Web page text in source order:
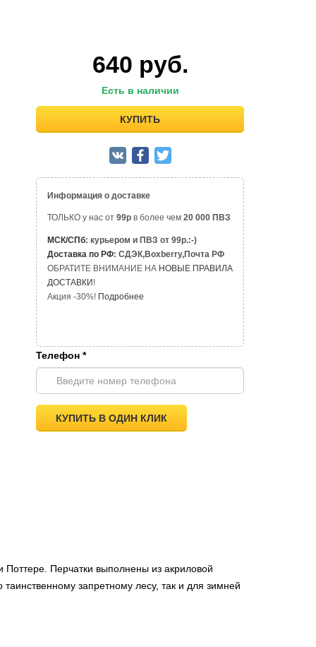
640 руб.
Есть в наличии
КУПИТЬ
Информация о доставке
ТОЛЬКО у нас от 99р в более чем 20 000 ПВЗ
МСК/СПб: курьером и ПВЗ от 99р.:-)
Доставка по РФ: СДЭК,Boxberry,Почта РФ
ОБРАТИТЕ ВНИМАНИЕ НА НОВЫЕ ПРАВИЛА
ДОСТАВКИ!
Акция -30%! Подробнее
Телефон *
КУПИТЬ В ОДИН КЛИК
Перчатки выполнены из акриловой
запретному лесу, так и для зимней